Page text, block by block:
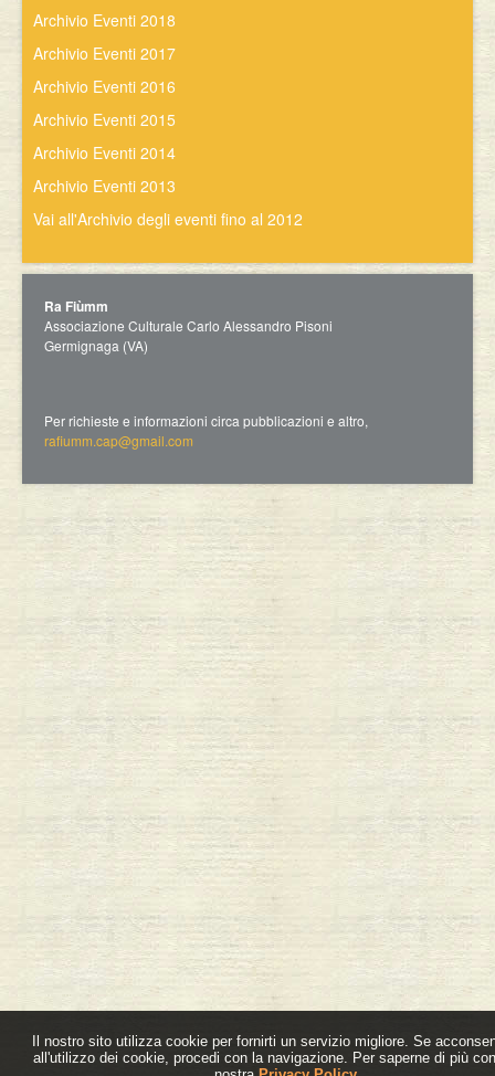
Archivio Eventi 2018
Archivio Eventi 2017
Archivio Eventi 2016
Archivio Eventi 2015
Archivio Eventi 2014
Archivio Eventi 2013
Vai all'Archivio degli eventi fino al 2012
Ra Fiùmm
Associazione Culturale Carlo Alessandro Pisoni
Germignaga (VA)
Per richieste e informazioni circa pubblicazioni e altro,
rafiumm.cap@gmail.com
Il nostro sito utilizza cookie per fornirti un servizio migliore. Se
all'utilizzo dei cookie, procedi con la navigazione. Per saperne di più